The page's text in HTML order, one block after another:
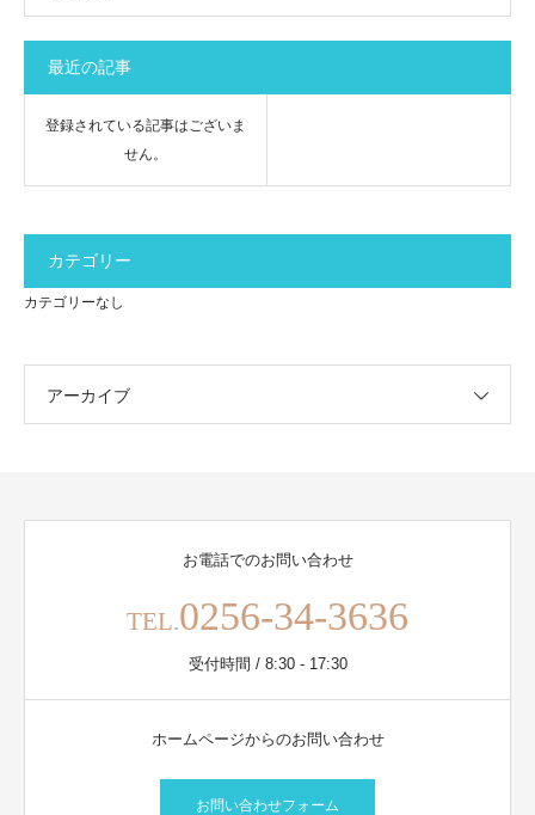
最近の記事
登録されている記事はございま
せん。
カテゴリー
カテゴリーなし
アーカイブ
お電話でのお問い合わせ
TEL.0256-34-3636
受付時間 / 8:30 - 17:30
ホームページからのお問い合わせ
お問い合わせフォーム